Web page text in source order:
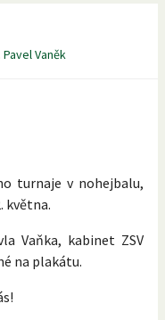
Pavel Vaněk
turnaje v nohejbalu,
května.
Vaňka, kabinet ZSV
na plakátu.